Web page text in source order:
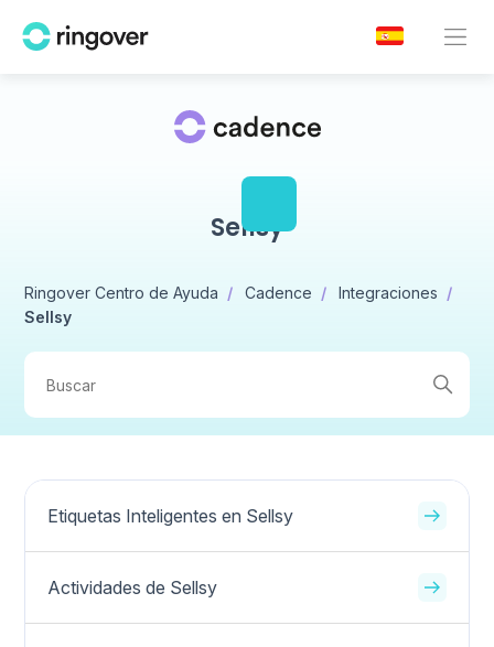
Sellsy
Ringover Centro de Ayuda Cadence
Integraciones
Sellsy
Etiquetas Inteligentes en Sellsy
Actividades de Sellsy